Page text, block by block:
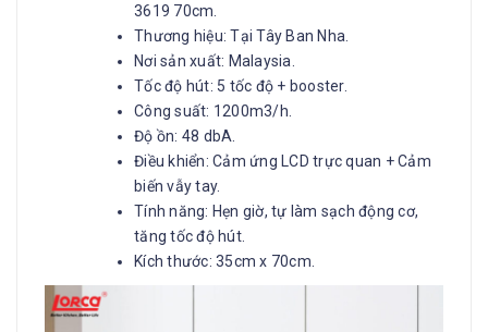
3619 70cm.
Thương hiệu: Tại Tây Ban Nha.
Nơi sản xuất: Malaysia.
Tốc độ hút: 5 tốc độ + booster.
Công suất: 1200m3/h.
Độ ồn: 48 dbA.
Điều khiển: Cảm ứng LCD trực quan + Cảm
biến vẫy tay.
Tính năng: Hẹn giờ, tự làm sạch động cơ,
tăng tốc độ hút.
Kích thước: 35cm x 70cm.